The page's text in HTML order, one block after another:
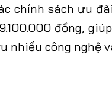
chính sách ưu
đồng,
nhiều công nghệ